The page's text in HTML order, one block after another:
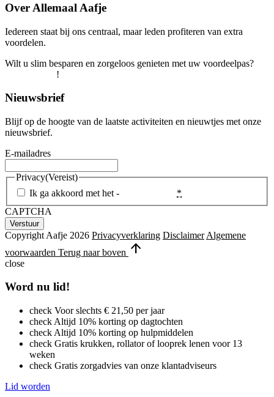
Over Allemaal Aafje
Iedereen staat bij ons centraal, maar leden profiteren van extra
voordelen.
Wilt u slim besparen en zorgeloos genieten met uw voordeelpas?
!
Nieuwsbrief
Blijf op de hoogte van de laatste activiteiten en nieuwtjes met onze
nieuwsbrief.
E-mailadres
Privacy(Vereist)
Ik ga akkoord met het -
*
CAPTCHA
Copyright Aafje 2026 Privacyverklaring Disclaimer Algemene
voorwaarden Terug naar boven arrow_upward
close
Word nu lid!
check Voor slechts € 21,50 per jaar
check Altijd 10% korting op dagtochten
check Altijd 10% korting op hulpmiddelen
check Gratis krukken, rollator of looprek lenen voor 13
weken
check Gratis zorgadvies van onze klantadviseurs
Lid worden